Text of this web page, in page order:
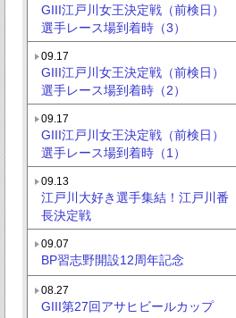
GIII江戸川女王決定戦（前検日）
選手レース場到着時（3）
09.17
GIII江戸川女王決定戦（前検日）
選手レース場到着時（2）
09.17
GIII江戸川女王決定戦（前検日）
選手レース場到着時（1）
09.13
江戸川大好き選手集結！江戸川番
長決定戦
09.07
BP習志野開設12周年記念
08.27
GIII第27回アサヒビールカップ